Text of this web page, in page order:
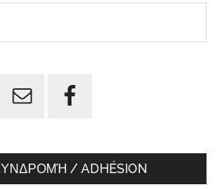
/ ADHÉSION